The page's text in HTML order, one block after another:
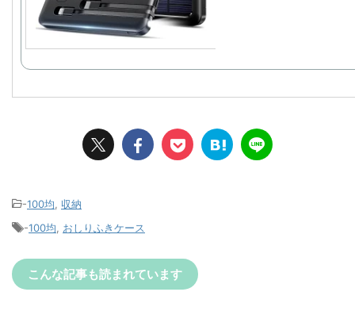
-100均
収納
-100均 おしりふきケース
こんな記事も読まれています